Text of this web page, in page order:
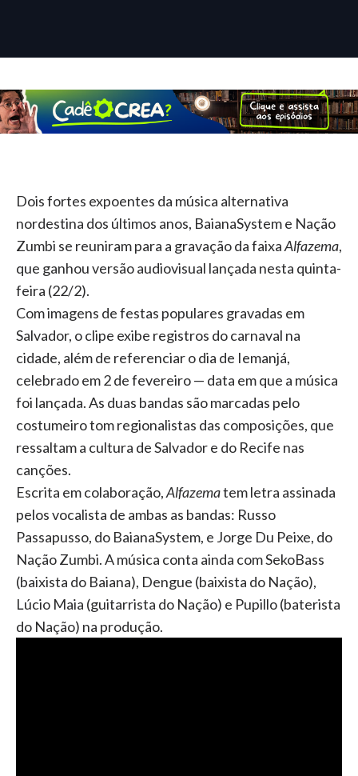
Dois fortes expoentes da música alternativa
nordestina dos últimos anos, BaianaSystem e Nação
Zumbi se reuniram para a gravação da faixaAlfazema,
que ganhou versão audiovisual lançada nesta quinta-
feira (22/2).
Com imagens de festas populares gravadas em
Salvador, o clipe exibe registros do carnaval na
cidade, além de referenciar o dia de Iemanjá,
celebrado em 2 de fevereiro — data em que a música
foi lançada. As duas bandas são marcadas pelo
costumeiro tom regionalistas das composições, que
ressaltam a cultura de Salvador e do Recife nas
canções.
Escrita em colaboração,Alfazematem letra assinada
pelos vocalista de ambas as bandas: Russo
Passapusso, do BaianaSystem, e Jorge Du Peixe, do
Nação Zumbi. A música conta ainda com SekoBass
(baixista do Baiana), Dengue (baixista do Nação),
Lúcio Maia (guitarrista do Nação) e Pupillo (baterista
do Nação) na produção.